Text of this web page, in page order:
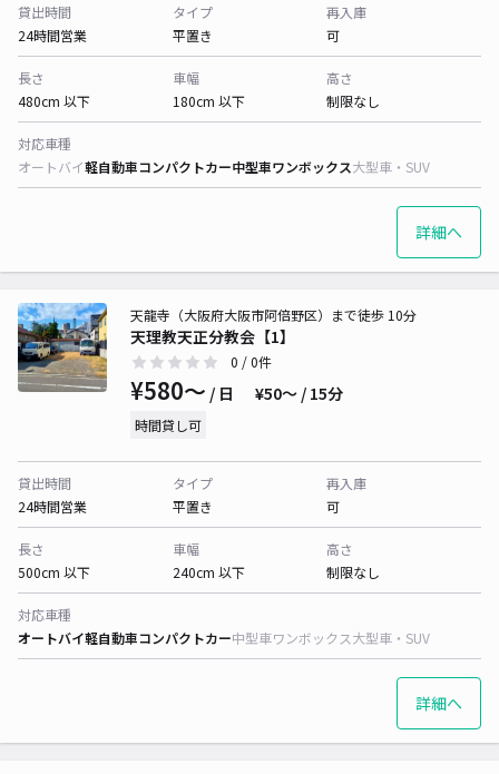
貸出時間
24時間営業
タイプ
平置き
再入庫
可
長さ
480cm 以下
車幅
180cm 以下
高さ
制限なし
対応車種
オートバイ軽自動車コンパクトカー中型車ワンボックス大型車・SUV
詳細へ
天理教天正分教会【1】
天龍寺（大阪府大阪市阿倍野区）まで徒歩 10分
0 / 0件
¥580〜 / 日 ¥50〜 / 15分
時間貸し可
貸出時間
24時間営業
タイプ
平置き
再入庫
可
長さ
500cm 以下
車幅
240cm 以下
高さ
制限なし
対応車種
オートバイ軽自動車コンパクトカー中型車ワンボックス大型車・SUV
詳細へ